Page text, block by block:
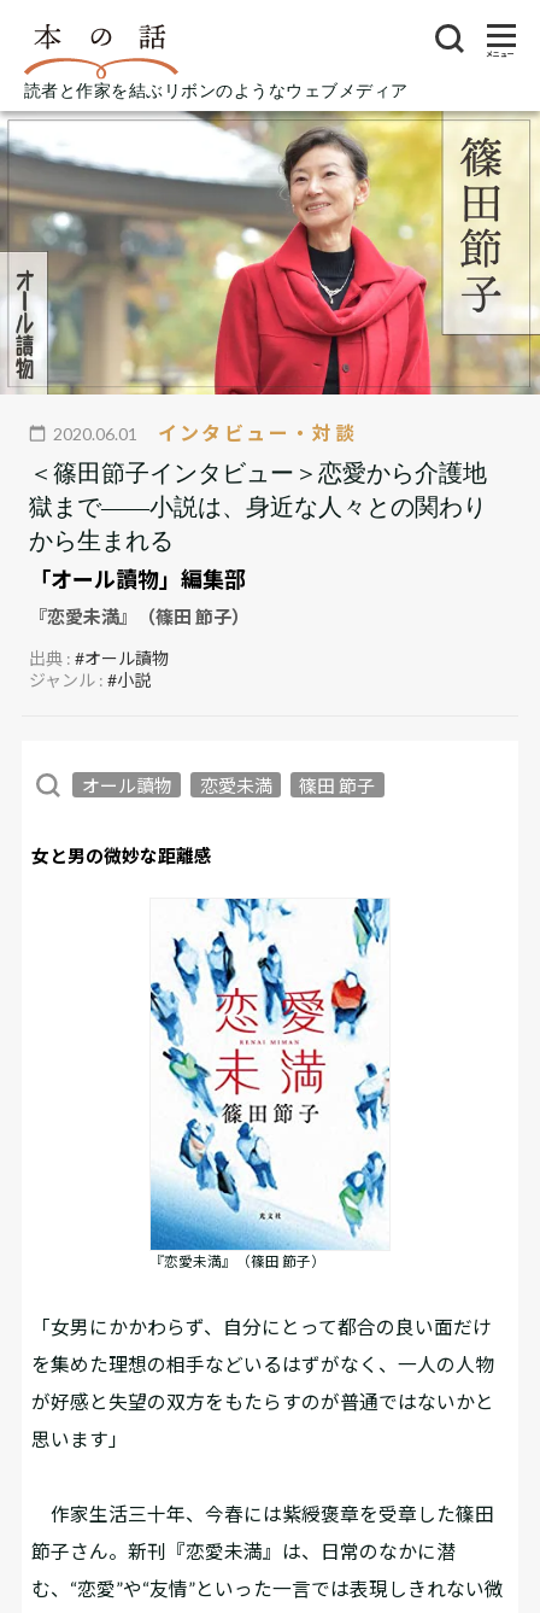
読者と作家を結ぶリボンのようなウェブメディア
メニュー
2020.06.01 インタビュー・対談
＜篠田節子インタビュー＞恋愛から介護地
獄まで――小説は、身近な人々との関わり
から生まれる
「オール讀物」編集部
『恋愛未満』（篠田 節子）
出典 :#オール讀物
ジャンル :#小説
オール讀物 恋愛未満 篠田 節子
女と男の微妙な距離感
『恋愛未満』（篠田 節子）
「女男にかかわらず、自分にとって都合の良い面だけ
を集めた理想の相手などいるはずがなく、一人の人物
が好感と失望の双方をもたらすのが普通ではないかと
思います」
作家生活三十年、今春には紫綬褒章を受章した篠田
節子さん。新刊『恋愛未満』は、日常のなかに潜
む、“恋愛”や“友情”といった一言では表現しきれない微